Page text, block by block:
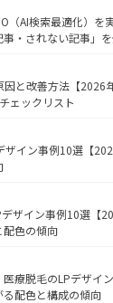
（AI検索最適化）を
・されない記事」
因と改善方法【2026
ェックリスト
ザイン事例10選【
ザイン事例10選【
配色の傾向
療脱毛のLPデザイ
配色と構成の傾向